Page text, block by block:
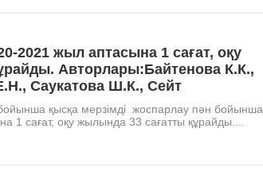
2021 жыл аптасына 1 сағат, оқу
Авторлары:Байтенова К.К.,
Саукатова Ш.К., Сейт
қысқа мерзімді жоспарлау пән бойынша
1 сағат, оқу жылында 33 сағатты құрайды....